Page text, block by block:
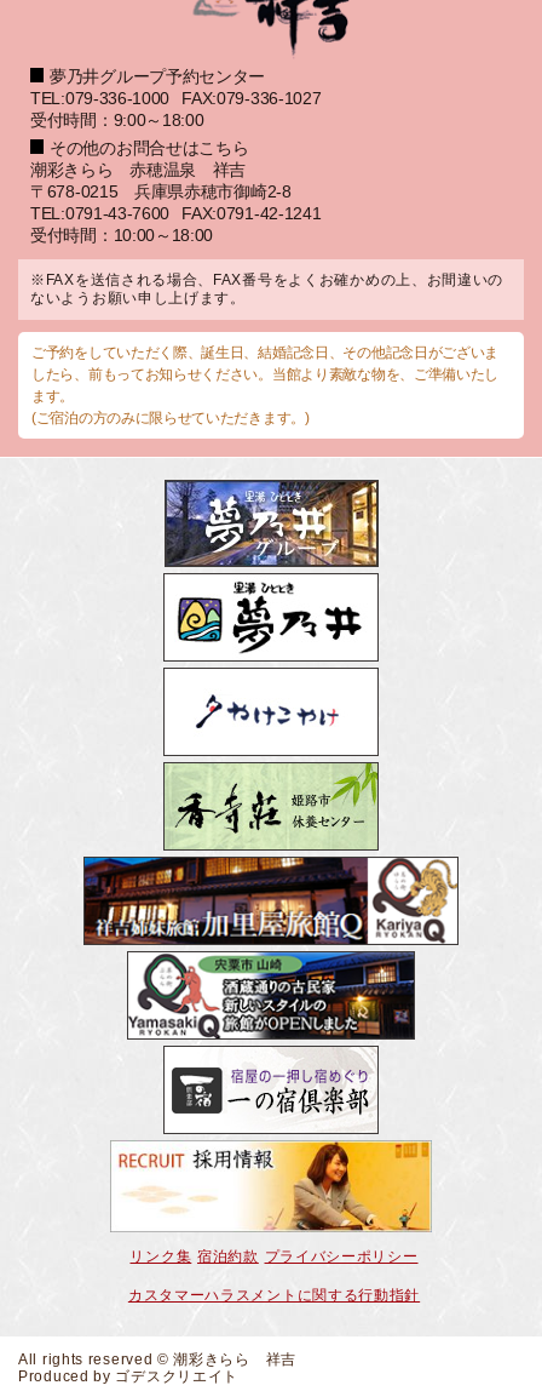
夢乃井グループ予約センター
TEL:079-336-1000
FAX:079-336-1027
受付時間：9:00～18:00
その他のお問合せはこちら
潮彩きらら 赤穂温泉 祥吉
〒678-0215 兵庫県赤穂市御崎2-8
TEL:0791-43-7600
FAX:0791-42-1241
受付時間：10:00～18:00
※FAXを送信される場合、FAX番号をよくお確かめの上、お間違いの
ないようお願い申し上げます。
ご予約をしていただく際、誕生日、結婚記念日、その他記念日がございま
したら、前もってお知らせください。当館より素敵な物を、ご準備いたし
ます。
(ご宿泊の方のみに限らせていただきます。)
リンク集 宿泊約款 プライバシーポリシー
カスタマーハラスメントに関する行動指針
All rights reserved © 潮彩きらら 祥吉
Produced by ゴデスクリエイト